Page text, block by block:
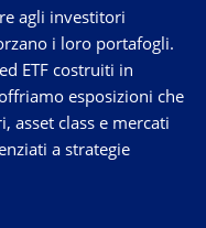
agli investitori
i loro portafogli.
ed ETF costruiti in
esposizioni che
asset class e mercati
a strategie